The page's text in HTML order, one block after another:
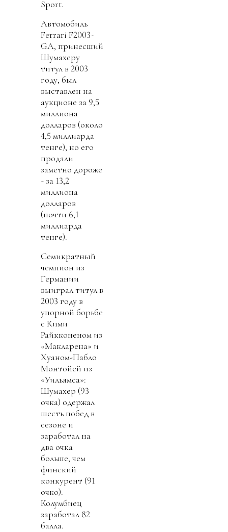
Sport.
Автомобиль
Ferrari F2003-
GA, принесший
Шумахеру
титул в 2003
году, был
выставлен на
аукционе за 9,5
миллиона
долларов (около
4,5 миллиарда
тенге), но его
продали
заметно дороже
- за 13,2
миллиона
долларов
(почти 6,1
миллиарда
тенге).
Семикратный
чемпион из
Германии
выиграл титул в
2003 году в
упорной борьбе
с Кими
Райкконеном из
«Макларена» и
Хуаном-Пабло
Монтойей из
«Уильямса»:
Шумахер (93
очка) одержал
шесть побед в
сезоне и
заработал на
два очка
больше, чем
финский
конкурент (91
очко).
Колумбиец
заработал 82
балла.